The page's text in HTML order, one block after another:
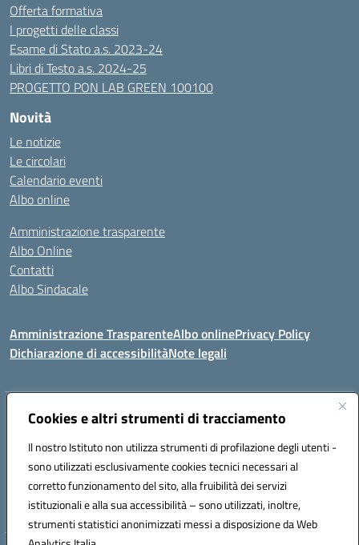
Cookies e altri strumenti di tracciamento
Il nostro Istituto non utilizza strumenti di profilazione degli utenti -
sono utilizzati esclusivamente cookies tecnici necessari al
corretto funzionamento del sito, alla fruibilità dei servizi
istituzionali e alla sua accessibilità – sono utilizzati, inoltre,
strumenti statistici anonimizzati messi a disposizione da Web
Offerta formativa
I progetti delle classi
Esame di Stato a.s. 2023-24
Libri di Testo a.s. 2024-25
PROGETTO PON LAB GREEN 100100
Novità
Le notizie
Le circolari
Calendario eventi
Albo online
Amministrazione trasparente
Albo Online
Contatti
Albo Sindacale
Amministrazione TrasparenteAlbo onlinePrivacy Policy
Dichiarazione di accessibilitàNote legali
Indirizzo:Via De Martis s.n.c. 07029 Tempio Pausania (OT)
Posta elettronica certificata (PEC):sssl030007@pec.istruzione.it
Codice fiscale: 91009410902
Codice meccanografico: SSSL030007